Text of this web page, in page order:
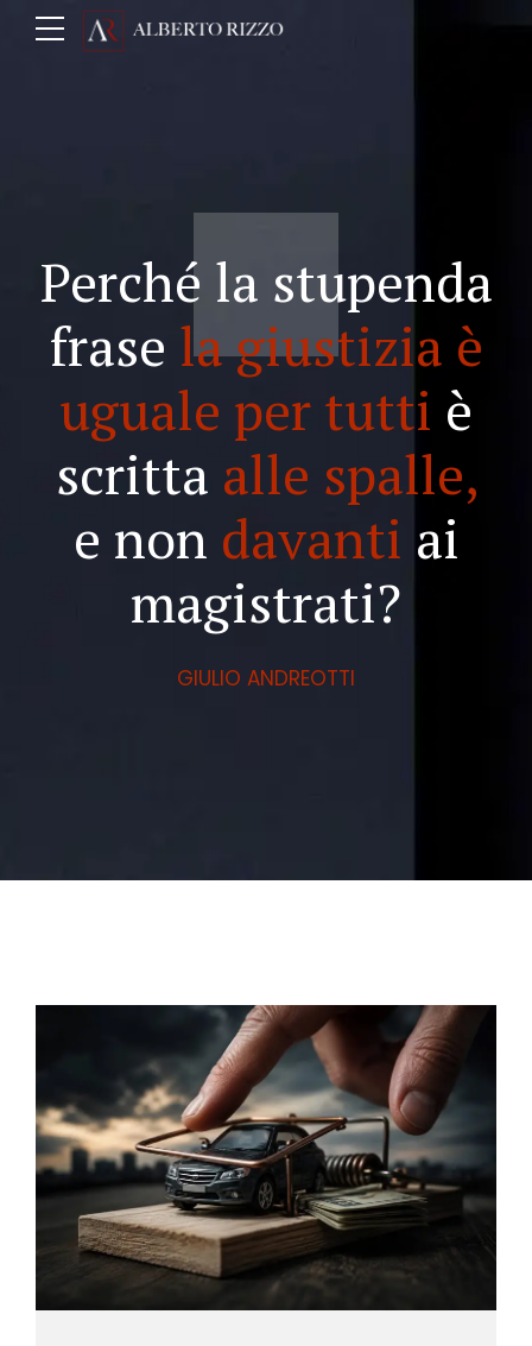
Perché la stupenda
frase la giustizia è
uguale per tutti è
scritta alle spalle,
e non davanti ai
magistrati?
GIULIO ANDREOTTI